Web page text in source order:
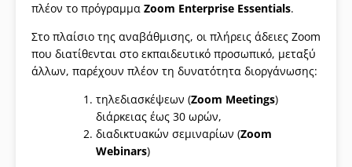
πλέον το πρόγραμμα Zoom Enterprise Essentials.
Στο πλαίσιο της αναβάθμισης, οι πλήρεις άδειες Zoom
που διατίθενται στο εκπαιδευτικό προσωπικό, μεταξύ
άλλων, παρέχουν πλέον τη δυνατότητα διοργάνωσης:
τηλεδιασκέψεων (Zoom Meetings)
διάρκειας έως 30 ωρών,
διαδικτυακών σεμιναρίων (Zoom
Webinars)